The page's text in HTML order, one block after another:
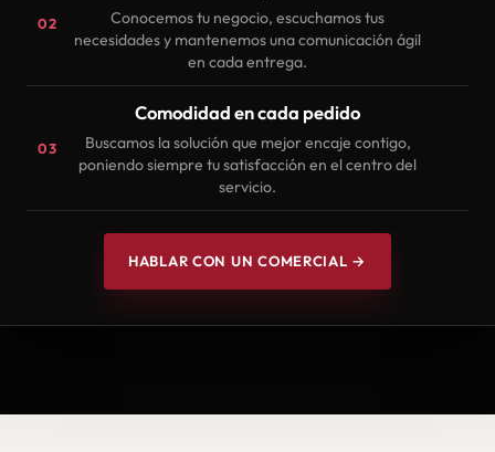
02
Conocemos tu negocio, escuchamos tus
necesidades y mantenemos una comunicación ágil
en cada entrega.
03
Comodidad en cada pedido
Buscamos la solución que mejor encaje contigo,
poniendo siempre tu satisfacción en el centro del
servicio.
HABLAR CON UN COMERCIAL →